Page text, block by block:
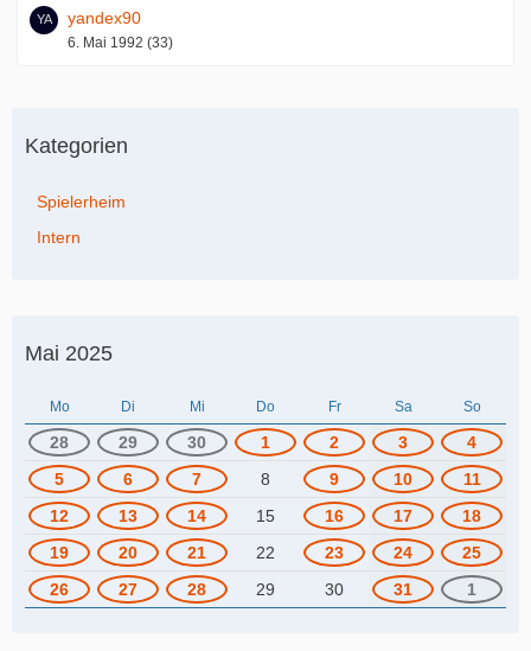
yandex90
6. Mai 1992 (33)
Kategorien
Spielerheim
Intern
Mai 2025
Mo Di Mi Do Fr Sa So
28 29 30 1 2 3
4
5
6 7 8 9 10
11
12
13 14 15 16 17
18
19
20 21 22 23 24
25
26
27 28 29 30 31 1